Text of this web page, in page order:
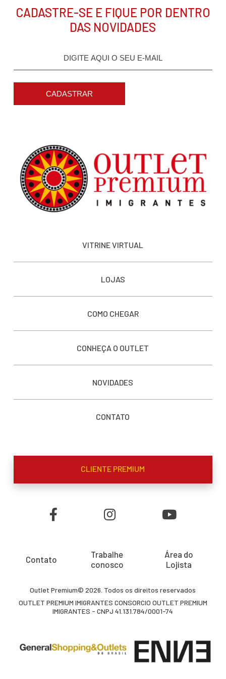
CADASTRE-SE E FIQUE POR DENTRO
DAS NOVIDADES
CADASTRAR
VITRINE VIRTUAL
LOJAS
COMO CHEGAR
CONHEÇA O OUTLET
NOVIDADES
CONTATO
CLIENTE PREMIUM
Contato
Trabalhe
conosco
Área do
Lojista
Outlet Premium© 2026. Todos os direitos reservados
OUTLET PREMIUM IMIGRANTES CONSORCIO OUTLET PREMIUM
IMIGRANTES - CNPJ 41.131.784/0001-74